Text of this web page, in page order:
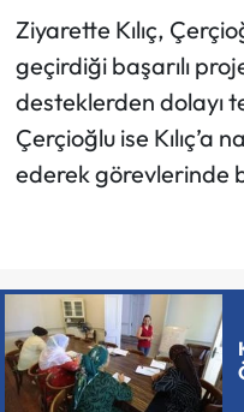
Ziyarette Kılıç,
geçirdiği başarılı
desteklerden dolayı
Çerçioğlu ise Kılıç’a
ederek görevlerinde